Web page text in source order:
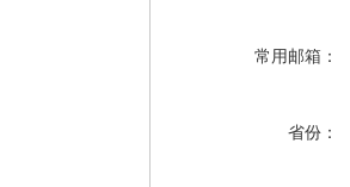
常用邮箱：
省份：